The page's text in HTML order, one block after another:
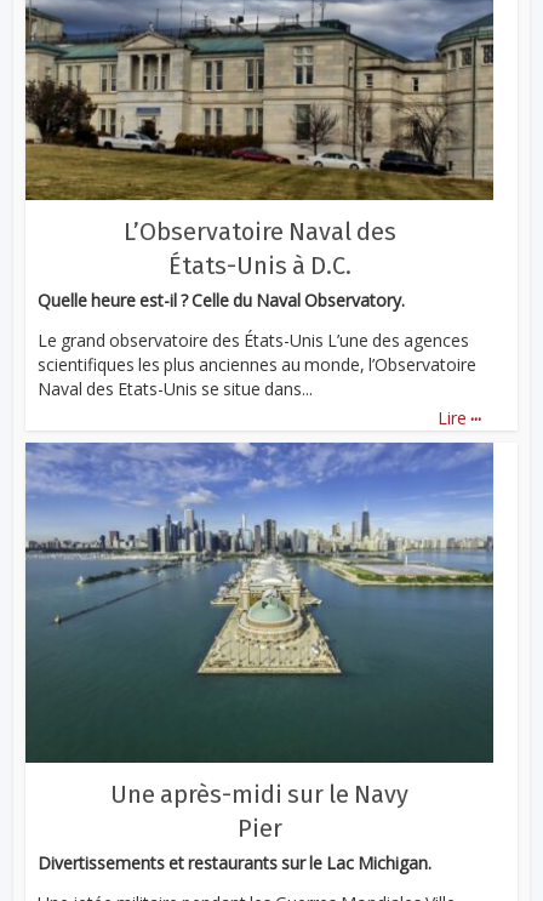
L’Observatoire Naval des
États-Unis à D.C.
Quelle heure est-il ? Celle du Naval Observatory.
Le grand observatoire des États-Unis L’une des agences
scientifiques les plus anciennes au monde, l’Observatoire
Naval des Etats-Unis se situe dans...
Lire ...
Une après-midi sur le Navy
Pier
Divertissements et restaurants sur le Lac Michigan.